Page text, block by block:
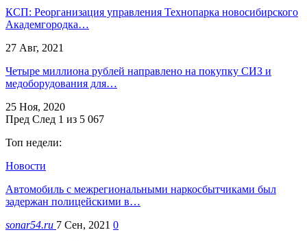
КСП: Реорганизация управления Технопарка новосибирского
Академгородка…
27 Авг, 2021
Четыре миллиона рублей направлено на покупку СИЗ и
медоборудования для…
25 Ноя, 2020
Пред След 1 из 5 067
Топ недели:
Новости
Автомобиль с межрегиональными наркосбытчиками был
задержан полицейскими в…
sonar54.ru 7 Сен, 2021 0